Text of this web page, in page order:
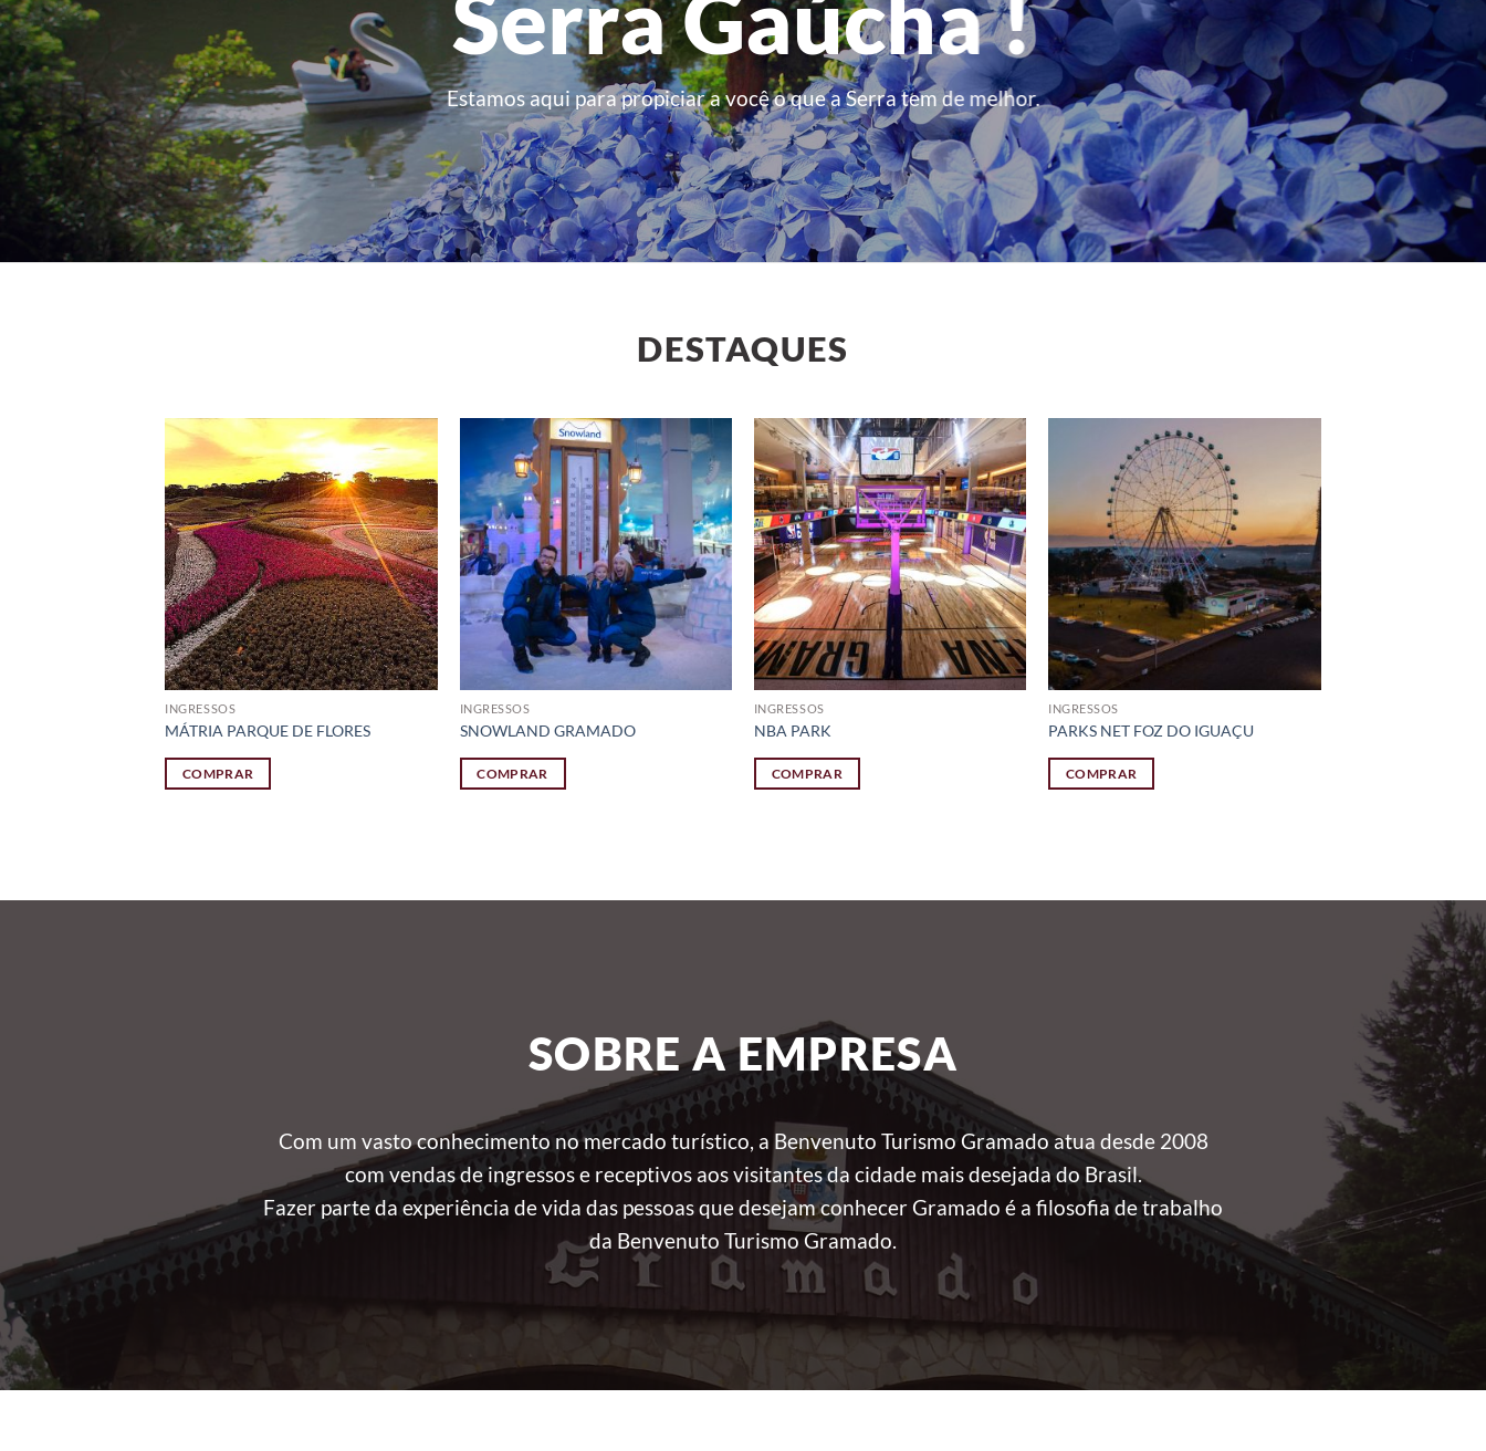
Estamos aqui para propiciar a você o que a Serra tem de melhor.
DESTAQUES
INGRESSOS
MÁTRIA PARQUE DE FLORES
COMPRAR
INGRESSOS
SNOWLAND GRAMADO
COMPRAR
INGRESSOS
NBA PARK
COMPRAR
INGRESSOS
PARKS NET FOZ DO IGUAÇU
COMPRAR
SOBRE A EMPRESA
Com um vasto conhecimento no mercado turístico, a Benvenuto Turismo Gramado atua desde 2008
com vendas de ingressos e receptivos aos visitantes da cidade mais desejada do Brasil.
Fazer parte da experiência de vida das pessoas que desejam conhecer Gramado é a filosofia de trabalho
da Benvenuto Turismo Gramado.